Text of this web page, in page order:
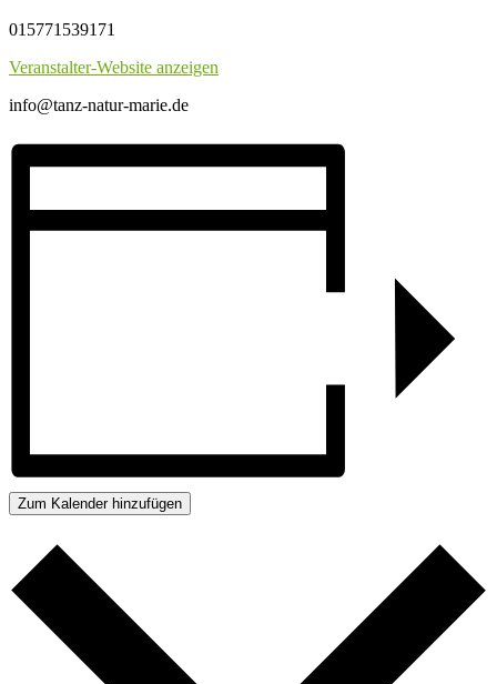
015771539171
Veranstalter-Website anzeigen
info@tanz-natur-marie.de
Zum Kalender hinzufügen